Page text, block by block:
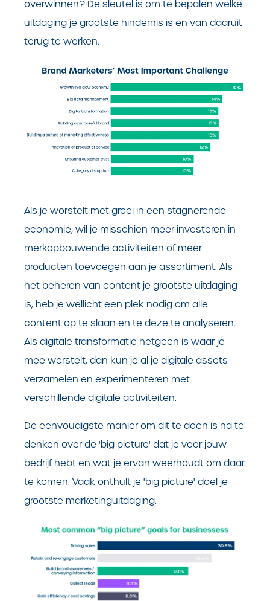
overwinnen? De sleutel is om te bepalen welke
uitdaging je grootste hindernis is en van daaruit
terug te werken.
Als je worstelt met groei in een stagnerende
economie, wil je misschien meer investeren in
merkopbouwende activiteiten of meer
producten toevoegen aan je assortiment. Als
het beheren van content je grootste uitdaging
is, heb je wellicht een plek nodig om alle
content op te slaan en te deze te analyseren.
Als digitale transformatie hetgeen is waar je
mee worstelt, dan kun je al je digitale assets
verzamelen en experimenteren met
verschillende digitale activiteiten.
De eenvoudigste manier om dit te doen is na te
denken over de 'big picture' dat je voor jouw
bedrijf hebt en wat je ervan weerhoudt om daar
te komen. Vaak onthult je 'big picture' doel je
grootste marketinguitdaging.